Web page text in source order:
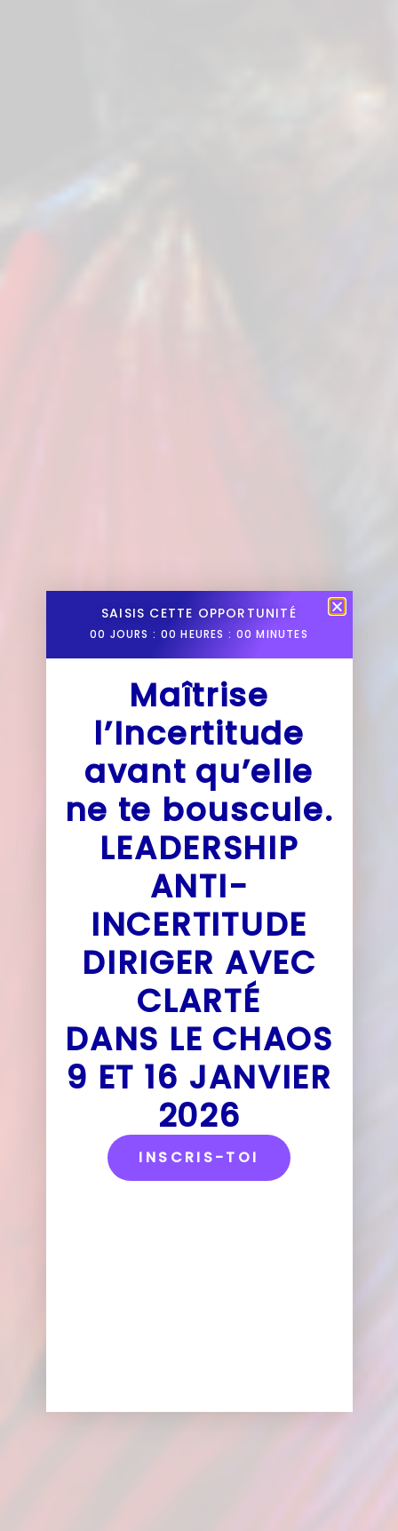
SAISIS CETTE OPPORTUNITÉ
00 JOURS : 00 HEURES : 00 MINUTES
Maîtrise
l’Incertitude
avant qu’elle
ne te bouscule.
LEADERSHIP
ANTI-
INCERTITUDE
DIRIGER AVEC
CLARTÉ
DANS LE CHAOS
9 ET 16 JANVIER
2026
INSCRIS-TOI